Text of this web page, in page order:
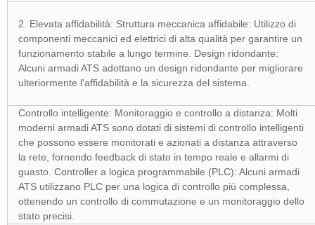
2. Elevata affidabilità: Struttura meccanica affidabile: Utilizzo di
componenti meccanici ed elettrici di alta qualità per garantire un
funzionamento stabile a lungo termine. Design ridondante:
Alcuni armadi ATS adottano un design ridondante per migliorare
ulteriormente l'affidabilità e la sicurezza del sistema.
Controllo intelligente: Monitoraggio e controllo a distanza: Molti
moderni armadi ATS sono dotati di sistemi di controllo intelligenti
che possono essere monitorati e azionati a distanza attraverso
la rete, fornendo feedback di stato in tempo reale e allarmi di
guasto. Controller a logica programmabile (PLC): Alcuni armadi
ATS utilizzano PLC per una logica di controllo più complessa,
ottenendo un controllo di commutazione e un monitoraggio dello
stato precisi.